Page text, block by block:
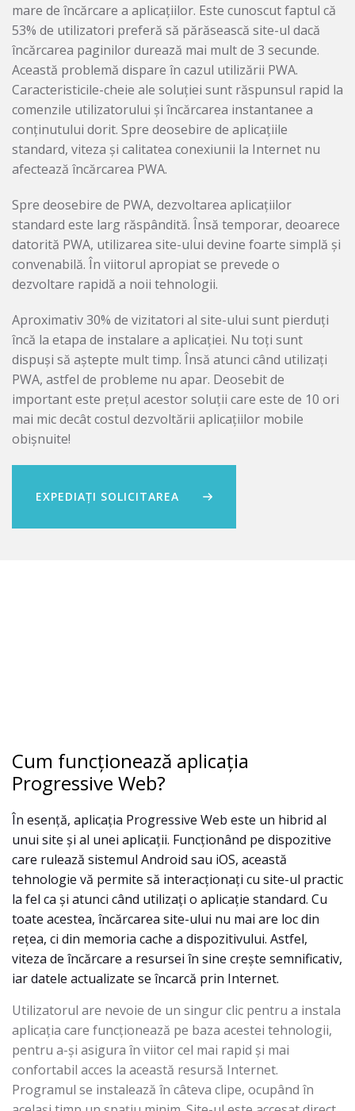
mare de încărcare a aplicațiilor. Este cunoscut faptul că
53% de utilizatori preferă să părăsească site-ul dacă
încărcarea paginilor durează mai mult de 3 secunde.
Această problemă dispare în cazul utilizării PWA.
Caracteristicile-cheie ale soluției sunt răspunsul rapid la
comenzile utilizatorului și încărcarea instantanee a
conținutului dorit. Spre deosebire de aplicațiile
standard, viteza și calitatea conexiunii la Internet nu
afectează încărcarea PWA.
Spre deosebire de PWA, dezvoltarea aplicațiilor
standard este larg răspândită. Însă temporar, deoarece
datorită PWA, utilizarea site-ului devine foarte simplă și
convenabilă. În viitorul apropiat se prevede o
dezvoltare rapidă a noii tehnologii.
Aproximativ 30% de vizitatori al site-ului sunt pierduți
încă la etapa de instalare a aplicației. Nu toți sunt
dispuși să aștepte mult timp. Însă atunci când utilizați
PWA, astfel de probleme nu apar. Deosebit de
important este prețul acestor soluții care este de 10 ori
mai mic decât costul dezvoltării aplicațiilor mobile
obișnuite!
EXPEDIAȚI SOLICITAREA
Cum funcționează aplicația
Progressive Web?
În esență, aplicația Progressive Web este un hibrid al
unui site și al unei aplicații. Funcționând pe dispozitive
care rulează sistemul Android sau iOS, această
tehnologie vă permite să interacționați cu site-ul practic
la fel ca și atunci când utilizați o aplicație standard. Cu
toate acestea, încărcarea site-ului nu mai are loc din
rețea, ci din memoria cache a dispozitivului. Astfel,
viteza de încărcare a resursei în sine crește semnificativ,
iar datele actualizate se încarcă prin Internet.
Utilizatorul are nevoie de un singur clic pentru a instala
aplicația care funcționează pe baza acestei tehnologii,
pentru a-și asigura în viitor cel mai rapid și mai
confortabil acces la această resursă Internet.
Programul se instalează în câteva clipe, ocupând în